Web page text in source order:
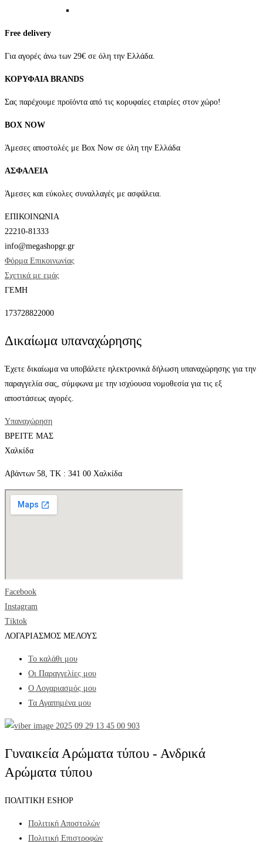
Free delivery
Για αγορές άνω των 29€ σε όλη την Ελλάδα.
ΚΟΡΥΦΑΙΑ BRANDS
Σας παρέχουμε προϊόντα από τις κορυφαίες εταιρίες στον χώρο!
BOX NOW
Άμεσες αποστολές με Box Now σε όλη την Ελλάδα
ΑΣΦΑΛΕΙΑ
Άμεσες και εύκολες συναλλαγές με ασφάλεια.
ΕΠΙΚΟΙΝΩΝΙΑ
22210-81333
info@megashopgr.gr
Φόρμα Επικοινωνίας
Σχετικά με εμάς
ΓΕΜΗ
173728822000
Δικαίωμα υπαναχώρησης
Έχετε δικαίωμα να υποβάλετε ηλεκτρονικά δήλωση υπαναχώρησης για την
παραγγελία σας, σύμφωνα με την ισχύουσα νομοθεσία για τις εξ
αποστάσεως αγορές.
Υπαναχώρηση
ΒΡΕΙΤΕ ΜΑΣ
Χαλκίδα
Αβάντων 58, ΤΚ : 341 00 Χαλκίδα
Facebook
Instagram
Tiktok
ΛΟΓΑΡΙΑΣΜΟΣ ΜΕΛΟΥΣ
Το καλάθι μου
Οι Παραγγελίες μου
Ο Λογαριασμός μου
Τα Αγαπημένα μου
Γυναικεία Αρώματα τύπου - Ανδρικά
Αρώματα τύπου
ΠΟΛΙΤΙΚΗ ESHOP
Πολιτική Αποστολών
Πολιτική Επιστροφών